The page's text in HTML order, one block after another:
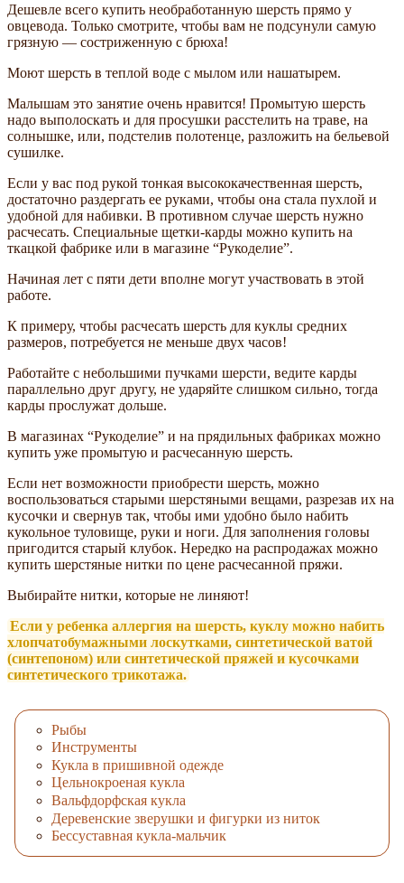
Дешевле всего купить необработанную шерсть прямо у
овцевода. Только смотрите, чтобы вам не подсунули самую
грязную — состриженную с брюха!
Моют шерсть в теплой воде с мылом или нашатырем.
Малышам это занятие очень нравится! Промытую шерсть
надо выполоскать и для просушки расстелить на траве, на
солнышке, или, подстелив полотенце, разложить на бельевой
сушилке.
Если у вас под рукой тонкая высококачественная шерсть,
достаточно раздергать ее руками, чтобы она стала пухлой и
удобной для набивки. В противном случае шерсть нужно
расчесать. Специальные щетки-карды можно купить на
ткацкой фабрике или в магазине “Рукоделие”.
Начиная лет с пяти дети вполне могут участвовать в этой
работе.
К примеру, чтобы расчесать шерсть для куклы средних
размеров, потребуется не меньше двух часов!
Работайте с небольшими пучками шерсти, ведите карды
параллельно друг другу, не ударяйте слишком сильно, тогда
карды прослужат дольше.
В магазинах “Рукоделие” и на прядильных фабриках можно
купить уже промытую и расчесанную шерсть.
Если нет возможности приобрести шерсть, можно
воспользоваться старыми шерстяными вещами, разрезав их на
кусочки и свернув так, чтобы ими удобно было набить
кукольное туловище, руки и ноги. Для заполнения головы
пригодится старый клубок. Нередко на распродажах можно
купить шерстяные нитки по цене расчесанной пряжи.
Выбирайте нитки, которые не линяют!
Если у ребенка аллергия на шерсть, куклу можно набить
хлопчатобумажными лоскутками, синтетической ватой
(синтепоном) или синтетической пряжей и кусочками
синтетического трикотажа.
Рыбы
Инструменты
Кукла в пришивной одежде
Цельнокроеная кукла
Вальфдорфская кукла
Деревенские зверушки и фигурки из ниток
Бессуставная кукла-мальчик